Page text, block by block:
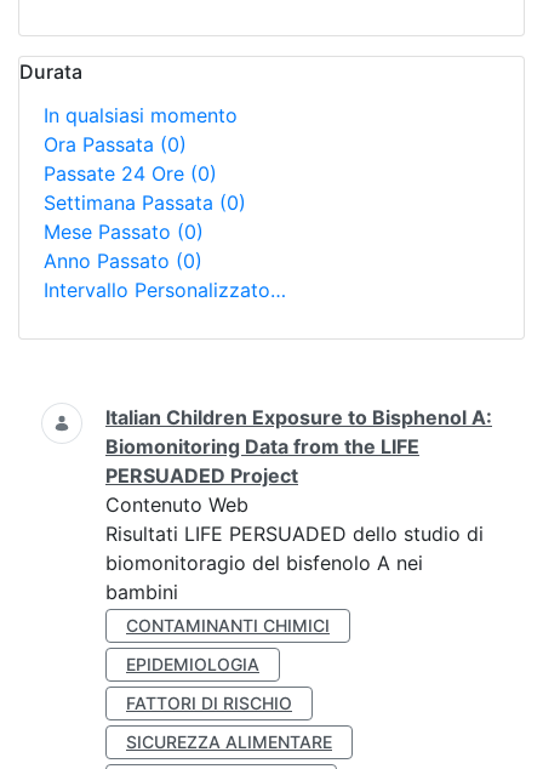
Durata
In qualsiasi momento
Ora Passata (0)
Passate 24 Ore (0)
Settimana Passata (0)
Mese Passato (0)
Anno Passato (0)
Intervallo Personalizzato…
Ricerca
Italian Children Exposure to Bisphenol A:
Biomonitoring Data from the LIFE
PERSUADED Project
Contenuto Web
Risultati LIFE PERSUADED dello studio di
biomonitoragio del bisfenolo A nei
bambini
CONTAMINANTI CHIMICI
EPIDEMIOLOGIA
FATTORI DI RISCHIO
SICUREZZA ALIMENTARE